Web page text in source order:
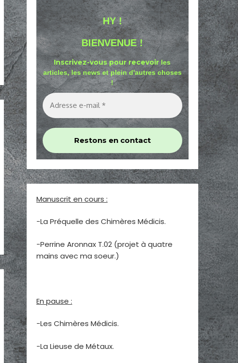
HY !
BIENVENUE !
Inscrivez-vous pour recevoirles
articles, les news et plein d'autres choses
!
Manuscrit en cours :
-La Préquelle des Chimères Médicis.
-Perrine Aronnax T.02 (projet à quatre
mains avec ma soeur.)
En pause :
-Les Chimères Médicis.
-La Lieuse de Métaux.